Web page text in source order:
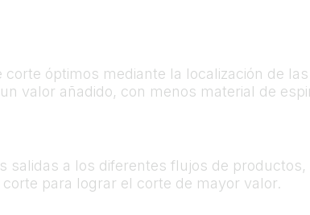
óptimos mediante la localización de
valor añadido, con menos material de
salidas a los diferentes flujos de
para lograr el corte de mayor valor.